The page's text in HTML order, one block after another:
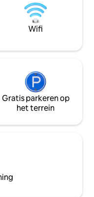
Čingi Lingi in 20 minuten
Wifi
Gratis parkeren op
het terrein